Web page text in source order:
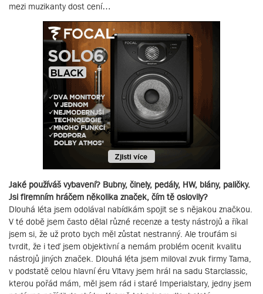
mezi muzikanty dost cení…
Jaké používáš vybavení? Bubny, činely, pedály, HW, blány, paličky.
Jsi firemním hráčem několika značek, čím tě oslovily?
Dlouhá léta jsem odolával nabídkám spojit se s nějakou značkou.
V té době jsem často dělal různé recenze a testy nástrojů a říkal
jsem si, že už proto bych měl zůstat nestranný. Ale troufám si
tvrdit, že i teď jsem objektivní a nemám problém ocenit kvalitu
nástrojů jiných značek. Dlouhá léta jsem miloval zvuk firmy Tama,
v podstatě celou hlavní éru Vltavy jsem hrál na sadu Starclassic,
kterou pořád mám, měl jsem rád i staré Imperialstary, jedny jsem